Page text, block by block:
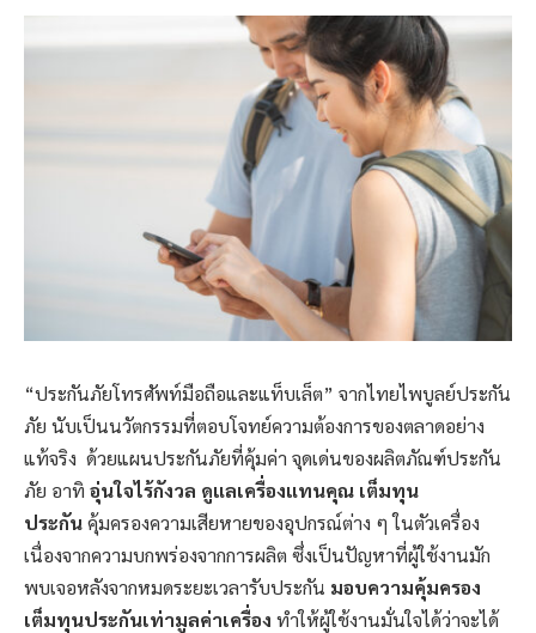
“ประกันภัยโทรศัพท์มือถือและแท็บเล็ต” จากไทยไพบูลย์ประกัน
ภัย นับเป็นนวัตกรรมที่ตอบโจทย์ความต้องการของตลาดอย่าง
แท้จริง ด้วยแผนประกันภัยที่คุ้มค่า จุดเด่นของผลิตภัณฑ์ประกัน
ภัย อาทิ อุ่นใจไร้กังวล ดูแลเครื่องแทนคุณ เต็มทุน
ประกันคุ้มครองความเสียหายของอุปกรณ์ต่าง ๆ ในตัวเครื่อง
เนื่องจากความบกพร่องจากการผลิต ซึ่งเป็นปัญหาที่ผู้ใช้งานมัก
พบเจอหลังจากหมดระยะเวลารับประกัน มอบความคุ้มครอง
เต็มทุนประกันเท่ามูลค่าเครื่อง ทำให้ผู้ใช้งานมั่นใจได้ว่าจะได้